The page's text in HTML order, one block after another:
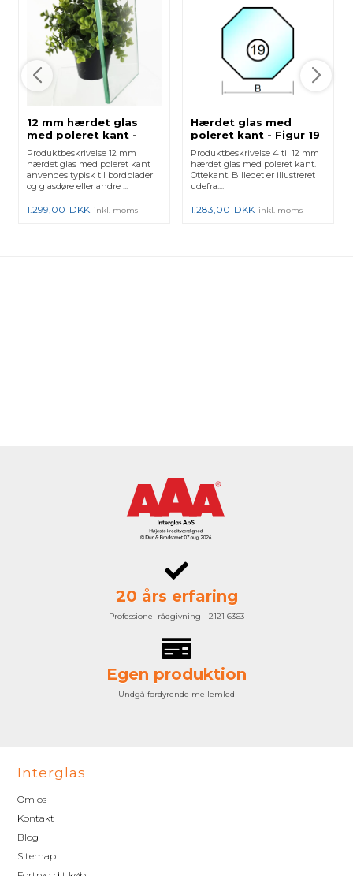
12 mm hærdet glas
med poleret kant -
Klar
Produktbeskrivelse 12 mm
hærdet glas med poleret kant
anvendes typisk til bordplader
og glasdøre eller andre ...
1.299,00 DKK inkl. moms
Hærdet glas med
poleret kant - Figur 19
Produktbeskrivelse 4 til 12 mm
hærdet glas med poleret kant.
Ottekant. Billedet er illustreret
udefra....
1.283,00 DKK inkl. moms
20 års erfaring
Professionel rådgivning - 2121 6363
Egen produktion
Undgå fordyrende mellemled
Interglas
Om os
Kontakt
Blog
Sitemap